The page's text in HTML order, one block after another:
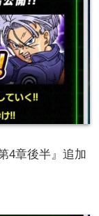
4章後半』追加